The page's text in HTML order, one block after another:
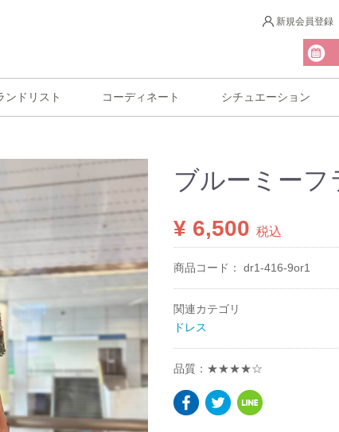
新規会員登録
ンドリスト コーディネート シチュエーション
ブルーミー
¥ 6,500 税込
商品コード： dr1-416-9or1
関連カテゴリ
ドレス
品質：★★★★☆